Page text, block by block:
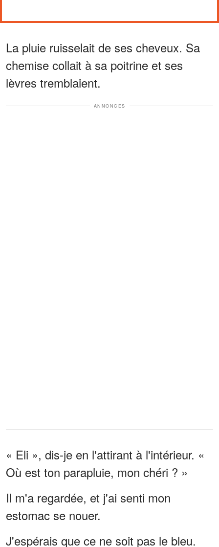
La pluie ruisselait de ses cheveux. Sa
chemise collait à sa poitrine et ses
lèvres tremblaient.
ANNONCES
« Eli », dis-je en l'attirant à l'intérieur. «
Où est ton parapluie, mon chéri ? »
Il m'a regardée, et j'ai senti mon
estomac se nouer.
J'espérais que ce ne soit pas le bleu.